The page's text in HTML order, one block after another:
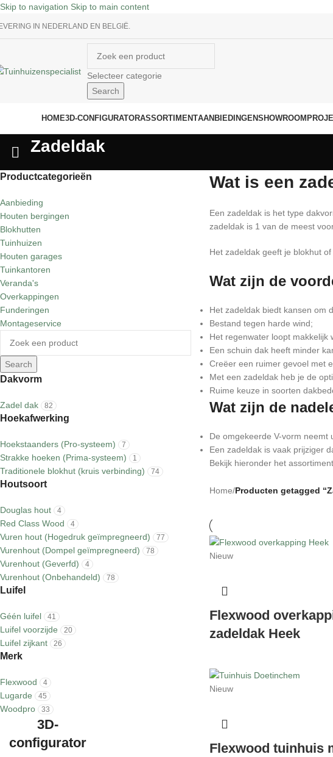
Skip to navigation Skip to main content
IN NEDERLAND EN BELGIË.
Selecteer categorie
Search
HOME3D-CONFIGURATORASSORTIMENTAANBIEDINGENSHOWROOM
Zadeldak
Productcategorieën
Aanbieding
Houten bergingen
Blokhutten
Tuinhuizen
Houten garages
Tuinkantoren
Veranda's
Overkappingen
Funderingen
Montageservice
Search
Dakvorm
Zadel dak 82
Hoekafwerking
Hoekstaanders (Pro-systeem) 7
Strakke hoeken (Prima-systeem) 1
Traditionele blokhut (kruis verbinding) 74
Houtsoort
Douglas hout 4
Red Class Wood 4
Vuren hout (Hogedruk geïmpregneerd) 77
Vurenhout (Dompel geïmpregneerd) 78
Vurenhout (Geverfd) 4
Vurenhout (Onbehandeld) 78
Luifel
Géén luifel 41
Luifel voorzijde 20
Luifel zijkant 26
Merk
Flexwood 4
Lugarde 45
Woodpro 33
3D-
configurator
Wat is een
Een zadeldak is het type
zadeldak is 1 van de meest
Het zadeldak geeft je blokhut
Wat zijn de
Het zadeldak biedt kansen om
Bestand tegen harde wind;
Het regenwater loopt makkelijk
Een schuin dak heeft minder
Creëer een ruimer gevoel met
Met een zadeldak heb je de
Ruime keuze in soorten
Wat zijn de
De omgekeerde V-vorm neemt
Een zadeldak is vaak prijziger
Bekijk hieronder het
Home/Producten getagged
Nieuw
Flexwood
zadeldak Heek
Nieuw
Flexwood tuinhuis